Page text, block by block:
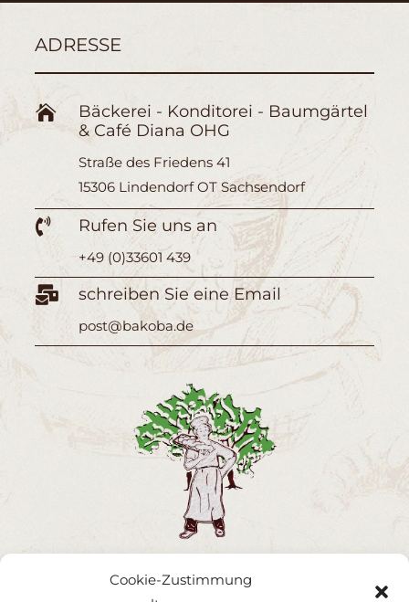
Cookie-Zustimmung
ADRESSE

Bäckerei - Konditorei - Baumgärtel
& Café Diana OHG
Straße des Friedens 41
15306 Lindendorf OT Sachsendorf
 Rufen Sie uns an
+49 (0)33601 439
 schreiben Sie eine Email
post@bakoba.de
WICHTIGES